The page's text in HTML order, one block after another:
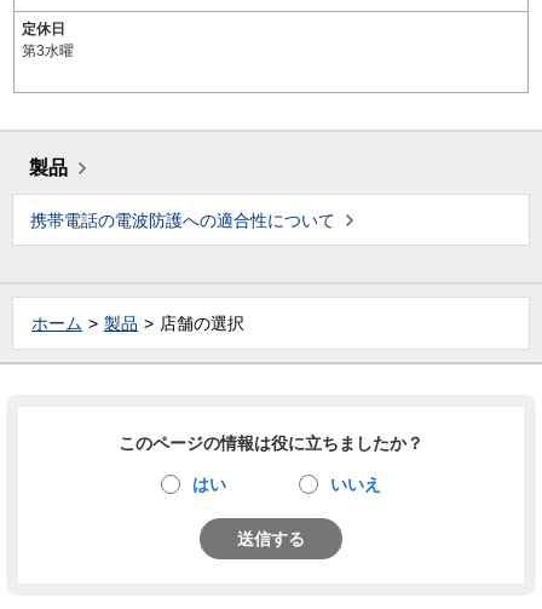
定休日
第3水曜
製品
携帯電話の電波防護への適合性について
ホーム 製品 店舗の選択
このページの情報は役に立ちましたか？
はい いいえ
送信する